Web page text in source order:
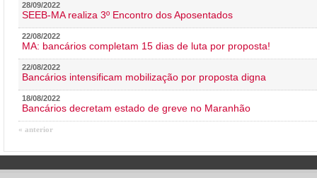
28/09/2022
SEEB-MA realiza 3º Encontro dos Aposentados
22/08/2022
MA: bancários completam 15 dias de luta por proposta!
22/08/2022
Bancários intensificam mobilização por proposta digna
18/08/2022
Bancários decretam estado de greve no Maranhão
« anterior